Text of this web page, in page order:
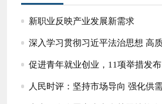
新职业反映产业发展新需求
促进青年就业创业，11项举措发布